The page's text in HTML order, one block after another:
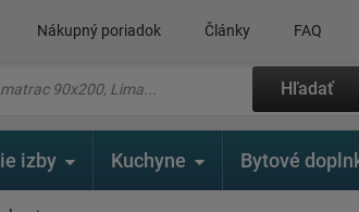
Nákupný poriadok Články FAQ
Hľadať
izby Kuchyne Bytové